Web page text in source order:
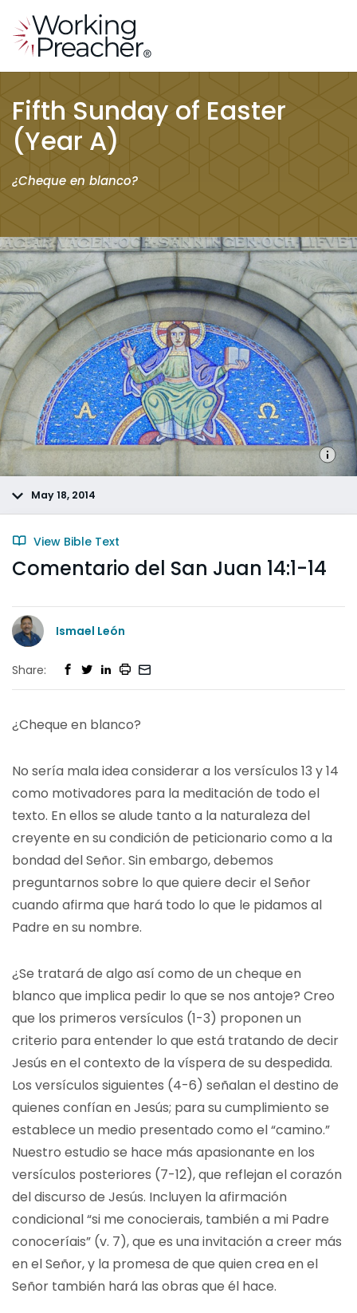
Fifth Sunday of Easter
(Year A)
¿Cheque en blanco?
May 18, 2014
View Bible Text
Comentario del San Juan 14:1-14
Ismael León
Share:
¿Cheque en blanco?
No sería mala idea considerar a los versículos 13 y 14
como motivadores para la meditación de todo el
texto. En ellos se alude tanto a la naturaleza del
creyente en su condición de peticionario como a la
bondad del Señor. Sin embargo, debemos
preguntarnos sobre lo que quiere decir el Señor
cuando afirma que hará todo lo que le pidamos al
Padre en su nombre.
¿Se tratará de algo así como de un cheque en
blanco que implica pedir lo que se nos antoje? Creo
que los primeros versículos (1-3) proponen un
criterio para entender lo que está tratando de decir
Jesús en el contexto de la víspera de su despedida.
Los versículos siguientes (4-6) señalan el destino de
quienes confían en Jesús; para su cumplimiento se
establece un medio presentado como el “camino.”
Nuestro estudio se hace más apasionante en los
versículos posteriores (7-12), que reflejan el corazón
del discurso de Jesús. Incluyen la afirmación
condicional “si me conocierais, también a mi Padre
conoceríais” (v. 7), que es una invitación a creer más
en el Señor, y la promesa de que quien crea en el
Señor también hará las obras que él hace.